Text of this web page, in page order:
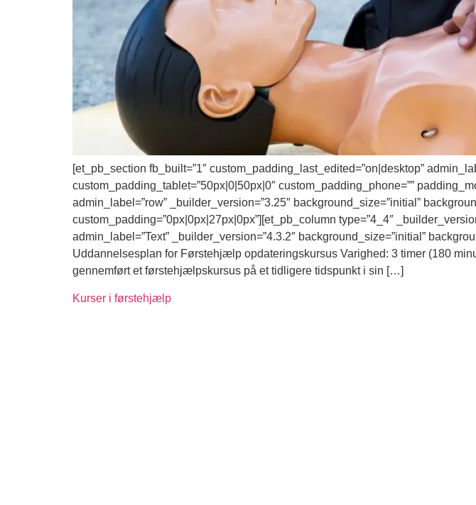
[et_pb_section fb_built=”1″ custom_padding_last_edited=”on|desktop”
custom_padding_tablet=”50px|0|50px|0″ custom_padding_phone=””
admin_label=”row” _builder_version=”3.25″ background_size=”initial”
custom_padding=”0px|0px|27px|0px”][et_pb_column type=”4_4″
admin_label=”Text” _builder_version=”4.3.2″ background_size=”initial”
Uddannelsesplan for Førstehjælp opdateringskursus Varighed: 3 timer (180
gennemført et førstehjælpskursus på et tidligere tidspunkt i sin […]
Kurser i førstehjælp